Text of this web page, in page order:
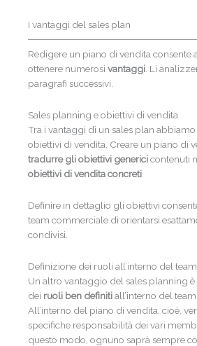
I vantaggi del sales plan
Redigere un piano di vendita consente
ottenere numerosi vantaggi . Li
paragrafi successivi.
Sales planning e obiettivi di vendita
Tra i vantaggi di un sales plan
obiettivi di vendita. Creare un piano di
tradurre gli obiettivi genericicontenuti
obiettivi di vendita concreti
Definire in dettaglio gli obiettivi
team commerciale di orientarsi
condivisi.
Definizione dei ruoli all’interno del
Un altro vantaggio del sales planning
dei ruoli ben definitiall’interno del
All’interno del piano di vendita, cioè,
specifiche responsabilità dei vari
questo modo, ognuno saprà sempre